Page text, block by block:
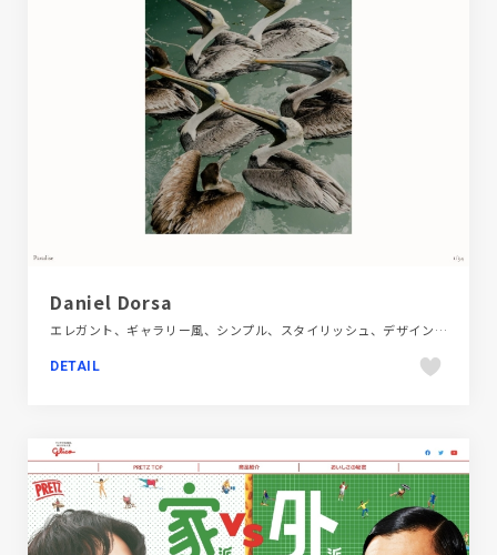
Daniel Dorsa
エレガント、ギャラリー風、シンプル、スタイリッシュ、デザイン・アート・音楽・文芸、ベージュ・ゴールド系、ホワイト系、ポートフォリオ、大きめ写真、海外サイト
DETAIL